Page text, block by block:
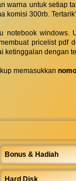
warna untuk setiap
komisi 300rb.
pricelist
dengan
memasukkan
Bonus & Hadiah
Hard Disk